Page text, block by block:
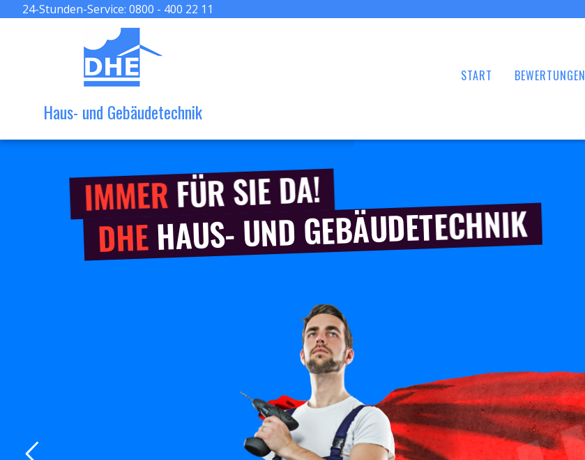
24-Stunden-Service: 0800 - 400 22 11
Haus- und Gebäudetechnik
START BEWERTUNGEN
IMMERFÜR SIE DA!
DHEHAUS- UND GEBÄUDETECHNIK